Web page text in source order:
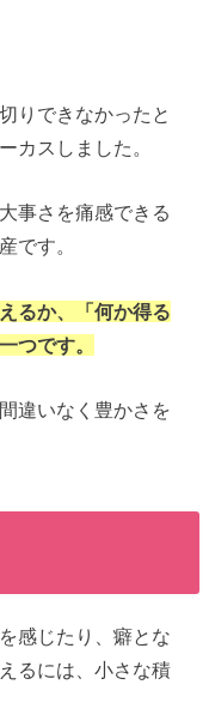
りできなかったと
カスしました。
事さを痛感できる
です。
るか、「何か得る
つです。
違いなく豊かさを
感じたり、癖とな
るには、小さな積